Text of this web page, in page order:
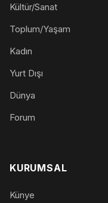
Kültür/Sanat
Toplum/Yaşam
Kadın
Yurt Dışı
Dünya
Forum
KURUMSAL
Künye